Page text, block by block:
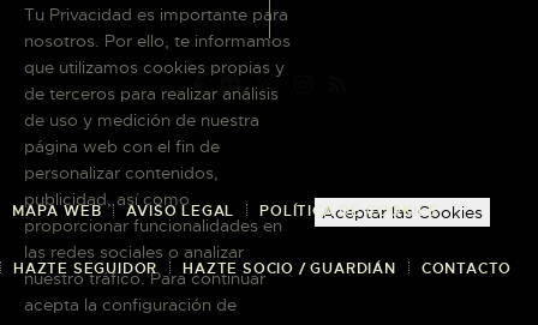
MAPA WEB AVISO LEGAL POLÍTICA DE COOKIES
HAZTE SEGUIDOR HAZTE SOCIO / GUARDIÁN CONTACTO
Tu Privacidad es importante para
nosotros. Por ello, te informamos
que utilizamos cookies propias y
de terceros para realizar análisis
de uso y medición de nuestra
página web con el fin de
personalizar contenidos,
publicidad, así como
proporcionar funcionalidades en
las redes sociales o analizar
nuestro tráfico. Para continuar
acepta la configuración de
Aceptar las Cookies